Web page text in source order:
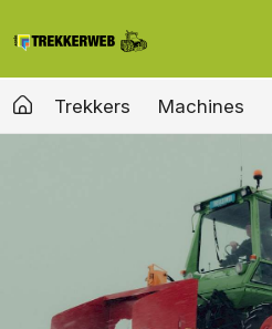
Trekkers Machines